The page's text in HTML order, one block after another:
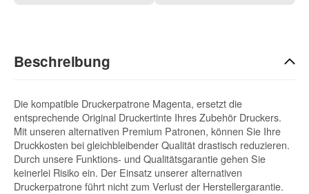
Beschreibung
Die kompatible Druckerpatrone Magenta, ersetzt die
entsprechende Original Druckertinte Ihres Zubehör Druckers.
Mit unseren alternativen Premium Patronen, können Sie Ihre
Druckkosten bei gleichbleibender Qualität drastisch reduzieren.
Durch unsere Funktions- und Qualitätsgarantie gehen Sie
keinerlei Risiko ein. Der Einsatz unserer alternativen
Druckerpatrone führt nicht zum Verlust der Herstellergarantie.